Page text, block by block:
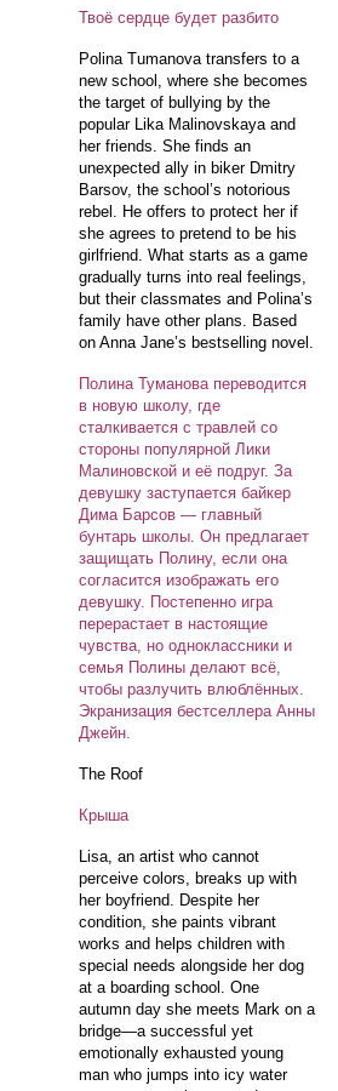
Твоё сердце будет разбито
Polina Tumanova transfers to a
new school, where she becomes
the target of bullying by the
popular Lika Malinovskaya and
her friends. She finds an
unexpected ally in biker Dmitry
Barsov, the school’s notorious
rebel. He offers to protect her if
she agrees to pretend to be his
girlfriend. What starts as a game
gradually turns into real feelings,
but their classmates and Polina’s
family have other plans. Based
on Anna Jane’s bestselling novel.
Полина Туманова переводится
в новую школу, где
сталкивается с травлей со
стороны популярной Лики
Малиновской и её подруг. За
девушку заступается байкер
Дима Барсов — главный
бунтарь школы. Он предлагает
защищать Полину, если она
согласится изображать его
девушку. Постепенно игра
перерастает в настоящие
чувства, но одноклассники и
семья Полины делают всё,
чтобы разлучить влюблённых.
Экранизация бестселлера Анны
Джейн.
The Roof
Крыша
Lisa, an artist who cannot
perceive colors, breaks up with
her boyfriend. Despite her
condition, she paints vibrant
works and helps children with
special needs alongside her dog
at a boarding school. One
autumn day she meets Mark on a
bridge—a successful yet
emotionally exhausted young
man who jumps into icy water